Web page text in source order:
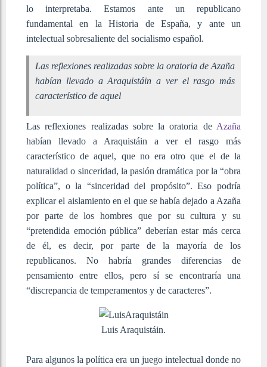
lo interpretaba. Estamos ante un republicano
fundamental en la Historia de España, y ante un
intelectual sobresaliente del socialismo español.
Las reflexiones realizadas sobre la oratoria de Azaña
habían llevado a Araquistáin a ver el rasgo más
característico de aquel
Las reflexiones realizadas sobre la oratoria de Azaña
habían llevado a Araquistáin a ver el rasgo más
característico de aquel, que no era otro que el de la
naturalidad o sinceridad, la pasión dramática por la “obra
política”, o la “sinceridad del propósito”. Eso podría
explicar el aislamiento en el que se había dejado a Azaña
por parte de los hombres que por su cultura y su
“pretendida emoción pública” deberían estar más cerca
de él, es decir, por parte de la mayoría de los
republicanos. No habría grandes diferencias de
pensamiento entre ellos, pero sí se encontraría una
“discrepancia de temperamentos y de caracteres”.
Luis Araquistáin.
Para algunos la política era un juego intelectual donde no